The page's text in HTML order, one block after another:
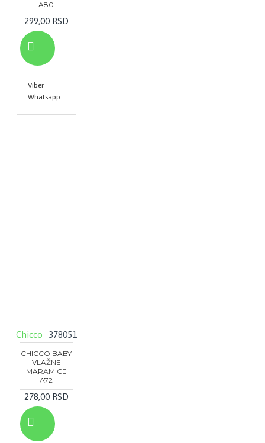
A80
299,00 RSD
Viber
Whatsapp
Chicco 378051
CHICCO BABY
VLAŽNE
MARAMICE
A72
278,00 RSD